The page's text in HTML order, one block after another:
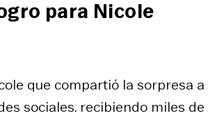
para Nicole
que compartió la sorpresa a
sociales. recibiendo miles de